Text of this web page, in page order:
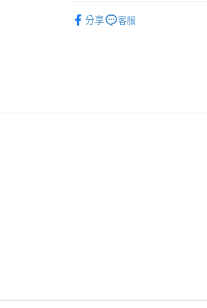
每筆NT$120，滿NT$6,000(含
分享 客服